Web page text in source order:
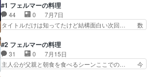
は1品だろうけどどこで勝つんだろ… 休日の朝メ
シを食べながらの視聴したいのは… ライバルと共
闘するのアツすぎる。格安アパ… 孫六さん、人間
味があって良いですね。料理… 孫六、いい人とい
うより若いな。武蔵さんも… 揚げて挟んだサンド
イッチあるよね。エント…
#1 フェルマーの料理
44 0
7月7日
タイトルだけは知ってたけど結構面白い次回… 数
好きな主人公が料理する話。数学オリン… アニメ
より先に、去年TBSでドラマが公開… だからケチ
ャップライスのオムライス食べた… 聞き覚えのあ
るタイトルだと思ったら、先に… 物語もさること
#2 フェルマーの料理
31 0
7月15日
主人公が父親と朝食を食べるシーンここでの… 今